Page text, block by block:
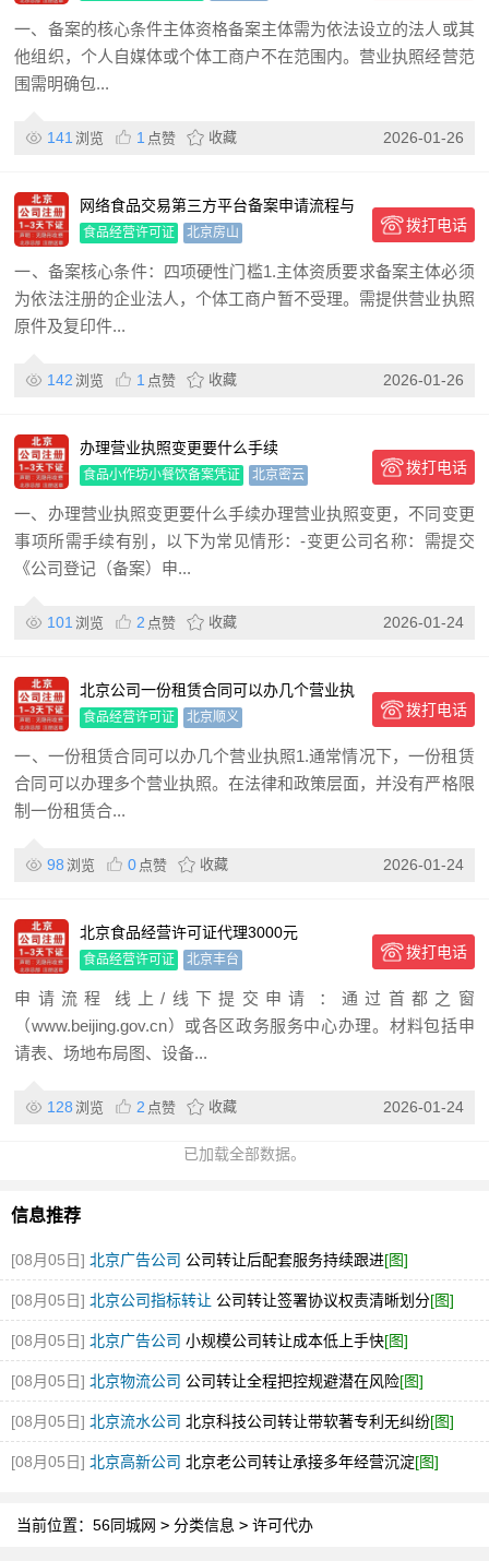
一、备案的核心条件主体资格备案主体需为依法设立的法人或其
他组织，个人自媒体或个体工商户不在范围内。营业执照经营范
围需明确包...
141 浏览 1 点赞 收藏 2026-01-26
网络食品交易第三方平台备案申请流程与
关键要求！
食品经营许可证 北京房山 拨打电话
一、备案核心条件：四项硬性门槛1.主体资质要求备案主体必须
为依法注册的企业法人，个体工商户暂不受理。需提供营业执照
原件及复印件...
142 浏览 1 点赞 收藏 2026-01-26
办理营业执照变更要什么手续
食品小作坊小餐饮备案凭证 北京密云 拨打电话
一、办理营业执照变更要什么手续办理营业执照变更，不同变更
事项所需手续有别，以下为常见情形：-变更公司名称：需提交
《公司登记（备案）申...
101 浏览 2 点赞 收藏 2026-01-24
北京公司一份租赁合同可以办几个营业执
照
食品经营许可证 北京顺义 拨打电话
一、一份租赁合同可以办几个营业执照1.通常情况下，一份租赁
合同可以办理多个营业执照。在法律和政策层面，并没有严格限
制一份租赁合...
98 浏览 0 点赞 收藏 2026-01-24
北京食品经营许可证代理3000元
食品经营许可证 北京丰台 拨打电话
申请流程‌线上/线下提交申请‌：通过首都之窗
（www.beijing.gov.cn）或各区政务服务中心办理。‌‌材料包括申
请表、场地布局图、设备...
128 浏览 2 点赞 收藏 2026-01-24
已加载全部数据。
信息推荐
[08月05日] 北京广告公司 公司转让后配套服务持续跟进[图]
[08月05日] 北京公司指标转让 公司转让签署协议权责清晰划分[图]
[08月05日] 北京广告公司 小规模公司转让成本低上手快[图]
[08月05日] 北京物流公司 公司转让全程把控规避潜在风险[图]
[08月05日] 北京流水公司 北京科技公司转让带软著专利无纠纷[图]
[08月05日] 北京高新公司 北京老公司转让承接多年经营沉淀[图]
当前位置： 56同城网 > 分类信息 > 许可代办